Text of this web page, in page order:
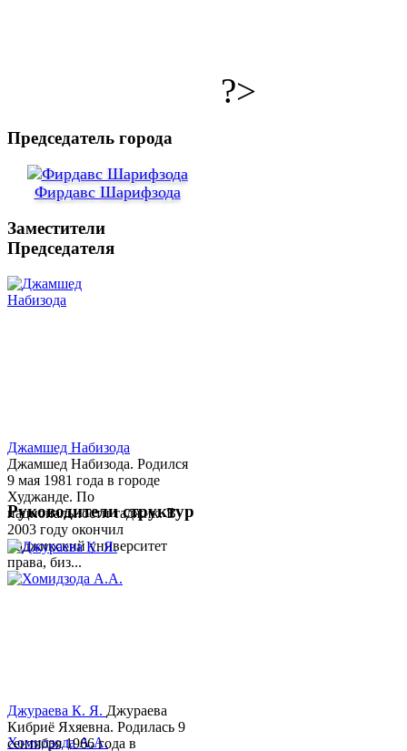
?>
Председатель города
Фирдавс Шарифзода
Заместители
Председателя
Джамшед Набизода
Джамшед Набизода. Родился
9 мая 1981 года в городе
Худжанде. По
национальности таджик. В
2003 году окончил
Таджикский университет
права, биз...
Хомидзода А.А.
Руководители структур
Джураева К. Я. Джураева
Кибриё Яхяевна. Родилась 9
сентября 1966 года в